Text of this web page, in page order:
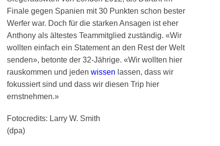
Finale gegen Spanien mit 30 Punkten schon bester
Werfer war. Doch für die starken Ansagen ist eher
Anthony als ältestes Teammitglied zuständig. «Wir
wollten einfach ein Statement an den Rest der Welt
senden», betonte der 32-Jährige. «Wir wollten hier
rauskommen und jeden wissen lassen, dass wir
fokussiert sind und dass wir diesen Trip hier
ernstnehmen.»
Fotocredits: Larry W. Smith
(dpa)